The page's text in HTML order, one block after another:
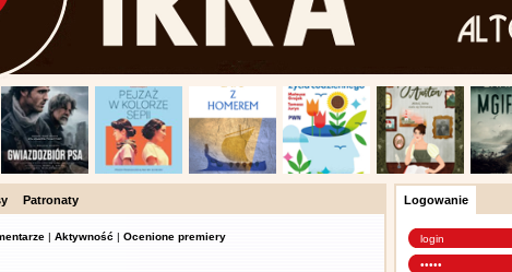
Patronaty
| Aktywność | Ocenione premiery
Logowanie